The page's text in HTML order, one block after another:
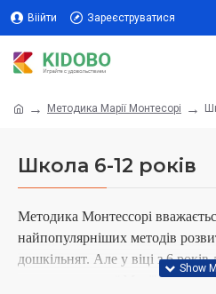
Віійти Зареєструватися
Методика Марії Монтесорі
Школа 6-12 років
Методика Монтессорі
найпопулярніших методів
дошкільнят. Але у віці з 6
за словами самої Марії